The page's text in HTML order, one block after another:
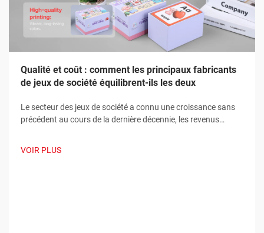
Qualité et coût : comment les principaux fabricants
de jeux de société équilibrent-ils les deux
Le secteur des jeux de société a connu une croissance sans
précédent au cours de la dernière décennie, les revenus
VOIR PLUS